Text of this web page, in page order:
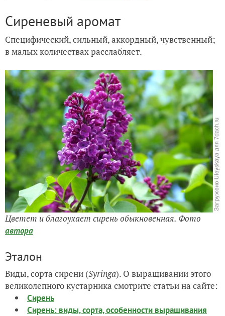
Сиреневый аромат
Специфический, сильный, аккордный, чувственный;
в малых количествах расслабляет.
Цветет и благоухает сирень обыкновенная. Фото
автора
Эталон
Виды, сорта сирени (Syringa). О выращивании этого
великолепного кустарника смотрите статьи на сайте:
Сирень
Сирень: виды, сорта, особенности выращивания